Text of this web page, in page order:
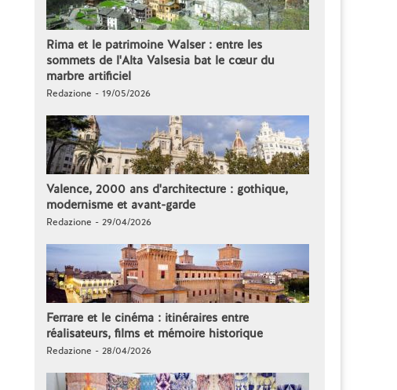
Rima et le patrimoine Walser : entre les
sommets de l'Alta Valsesia bat le cœur du
marbre artificiel
Redazione - 19/05/2026
Valence, 2000 ans d'architecture : gothique,
modernisme et avant-garde
Redazione - 29/04/2026
Ferrare et le cinéma : itinéraires entre
réalisateurs, films et mémoire historique
Redazione - 28/04/2026